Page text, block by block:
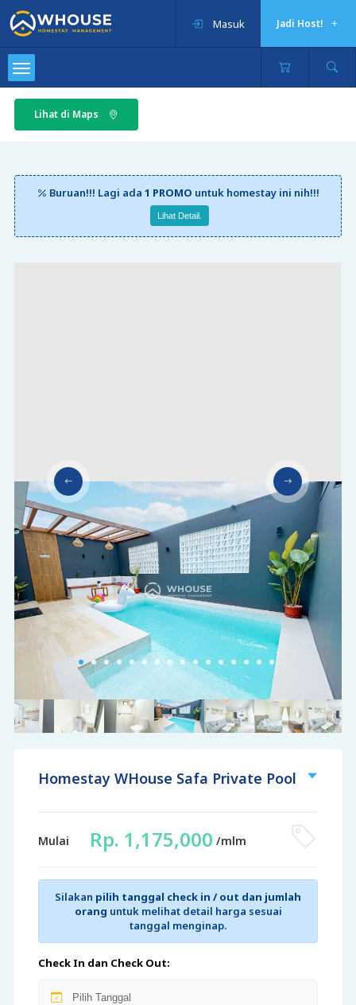
Jadi Host!
Masuk
Lihat di Maps
Buruan!!! Lagi ada 1 PROMO untuk homestay ini nih!!!
Lihat Detail.
Homestay WHouse Safa Private Pool
Mulai Rp. 1,175,000 /mlm
Silakan pilih tanggal check in / out dan jumlah
orang untuk melihat detail harga sesuai
tanggal menginap.
Check In dan Check Out: